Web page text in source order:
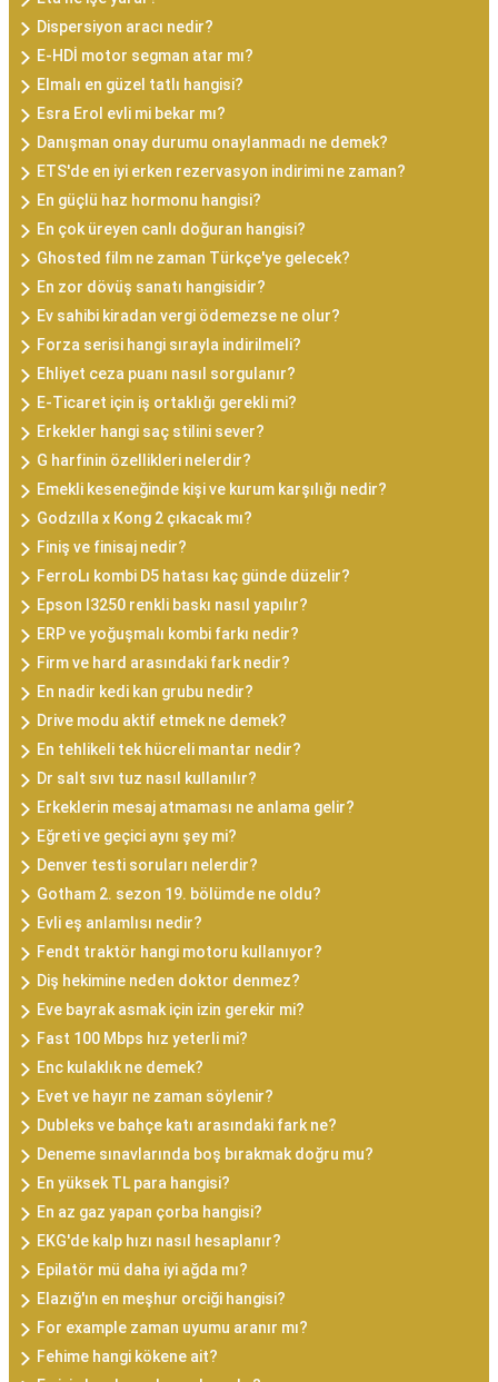
Dispersiyon aracı nedir?
E-HDİ motor segman atar mı?
Elmalı en güzel tatlı hangisi?
Esra Erol evli mi bekar mı?
Danışman onay durumu onaylanmadı ne demek?
ETS'de en iyi erken rezervasyon indirimi ne zaman?
En güçlü haz hormonu hangisi?
En çok üreyen canlı doğuran hangisi?
Ghosted film ne zaman Türkçe'ye gelecek?
En zor dövüş sanatı hangisidir?
Ev sahibi kiradan vergi ödemezse ne olur?
Forza serisi hangi sırayla indirilmeli?
Ehliyet ceza puanı nasıl sorgulanır?
E-Ticaret için iş ortaklığı gerekli mi?
Erkekler hangi saç stilini sever?
G harfinin özellikleri nelerdir?
Emekli keseneğinde kişi ve kurum karşılığı nedir?
Godzılla x Kong 2 çıkacak mı?
Finiş ve finisaj nedir?
FerroLı kombi D5 hatası kaç günde düzelir?
Epson l3250 renkli baskı nasıl yapılır?
ERP ve yoğuşmalı kombi farkı nedir?
Firm ve hard arasındaki fark nedir?
En nadir kedi kan grubu nedir?
Drive modu aktif etmek ne demek?
En tehlikeli tek hücreli mantar nedir?
Dr salt sıvı tuz nasıl kullanılır?
Erkeklerin mesaj atmaması ne anlama gelir?
Eğreti ve geçici aynı şey mi?
Denver testi soruları nelerdir?
Gotham 2. sezon 19. bölümde ne oldu?
Evli eş anlamlısı nedir?
Fendt traktör hangi motoru kullanıyor?
Diş hekimine neden doktor denmez?
Eve bayrak asmak için izin gerekir mi?
Fast 100 Mbps hız yeterli mi?
Enc kulaklık ne demek?
Evet ve hayır ne zaman söylenir?
Dubleks ve bahçe katı arasındaki fark ne?
Deneme sınavlarında boş bırakmak doğru mu?
En yüksek TL para hangisi?
En az gaz yapan çorba hangisi?
EKG'de kalp hızı nasıl hesaplanır?
Epilatör mü daha iyi ağda mı?
Elazığ'ın en meşhur orciği hangisi?
For example zaman uyumu aranır mı?
Fehime hangi kökene ait?